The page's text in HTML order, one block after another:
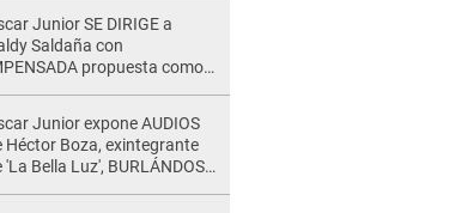
fuertes..."
Junior SE DIRIGE a
Saldaña con
propuesta como
"Otro tipo de ley..."
Junior expone AUDIOS
Héctor Boza, exintegrante
'La Bella Luz', BURLÁNDOSE